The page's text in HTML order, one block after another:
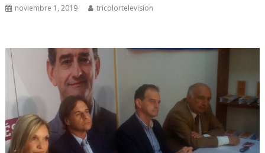
noviembre 1, 2019 tricolortelevision